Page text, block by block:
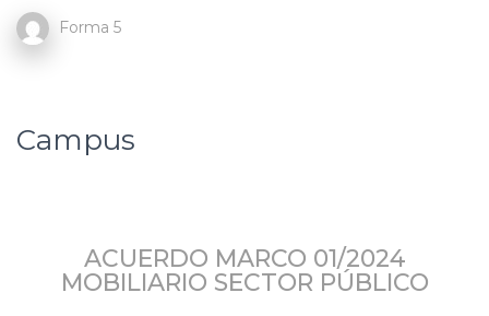
Forma 5
Campus
ACUERDO MARCO 01/2024
MOBILIARIO SECTOR PÚBLICO